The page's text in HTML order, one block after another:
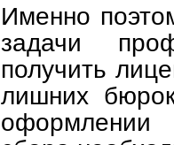
Именно
задачи
получить
лишних
оформлении